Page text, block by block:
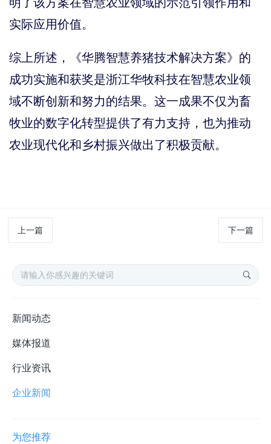
实际应用价值。
综上所述，《华腾智慧养猪技术解决方案》的
成功实施和获奖是浙江华牧科技在智慧农业领
域不断创新和努力的结果。这一成果不仅为畜
牧业的数字化转型提供了有力支持，也为推动
农业现代化和乡村振兴做出了积极贡献。
上一篇 下一篇
新闻动态
媒体报道
行业资讯
企业新闻
为您推荐